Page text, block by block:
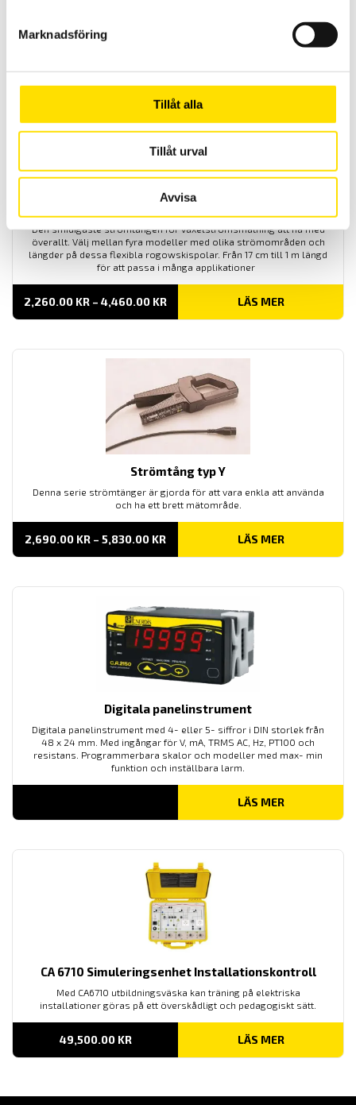
Marknadsföring
Tillåt alla
Tillåt urval
Avvisa
61,900.00
74,900.00
74,900.00 KR
Den smidigaste strömtången för växelströmsmätning att ha med
överallt. Välj mellan fyra modeller med olika strömområden och
längder på dessa flexibla rogowskispolar. Från 17 cm till 1 m längd
för att passa i många applikationer
2,260.00 KR – 4,460.00 KRPRISINTERVALL:
TILL
LÄS MER
Strömtång typ Y
Denna serie strömtänger är gjorda för att vara enkla att använda
och ha ett brett mätområde.
2,690.00 KR – 5,830.00 KRPRISINTERVALL:
TILL
LÄS MER
Digitala panelinstrument
Digitala panelinstrument med 4- eller 5- siffror i DIN storlek från
48 x 24 mm. Med ingångar för V, mA, TRMS AC, Hz, PT100 och
resistans. Programmerbara skalor och modeller med max- min
funktion och inställbara larm.
LÄS MER
CA 6710 Simuleringsenhet Installationskontroll
Med CA6710 utbildningsväska kan träning på elektriska
installationer göras på ett överskådligt och pedagogiskt sätt.
49,500.00 KR LÄS MER